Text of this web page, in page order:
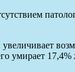
умирает